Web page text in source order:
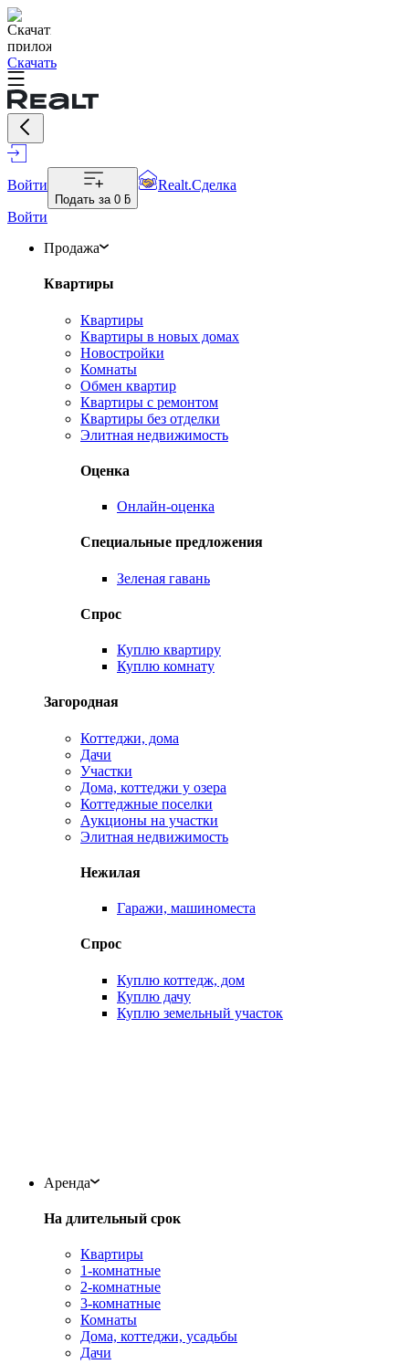
Скачать
Войти
Подать за 0 ƃ
Realt.Сделка
Войти
Продажа
Квартиры
Квартиры
Квартиры в новых домах
Новостройки
Комнаты
Обмен квартир
Квартиры с ремонтом
Квартиры без отделки
Элитная недвижимость
Оценка
Онлайн-оценка
Специальные предложения
Зеленая гавань
Спрос
Куплю квартиру
Куплю комнату
Загородная
Коттеджи, дома
Дачи
Участки
Дома, коттеджи у озера
Коттеджные поселки
Аукционы на участки
Элитная недвижимость
Нежилая
Гаражи, машиноместа
Спрос
Куплю коттедж, дом
Куплю дачу
Куплю земельный участок
Аренда
На длительный срок
Квартиры
1-комнатные
2-комнатные
3-комнатные
Комнаты
Дома, коттеджи, усадьбы
Дачи